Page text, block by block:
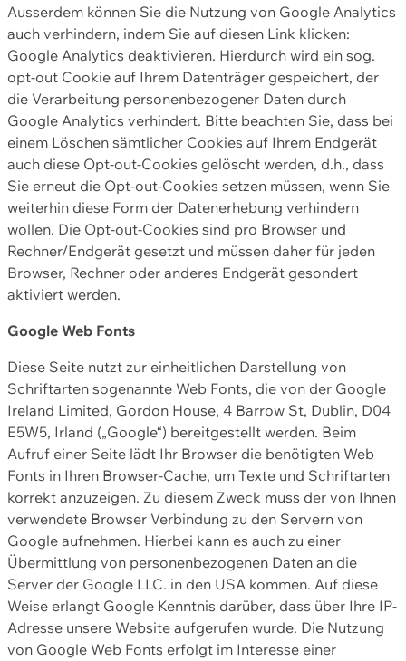
Ausserdem können Sie die Nutzung von Google Analytics
auch verhindern, indem Sie auf diesen Link klicken:
Google Analytics deaktivieren. Hierdurch wird ein sog.
opt-out Cookie auf Ihrem Datenträger gespeichert, der
die Verarbeitung personenbezogener Daten durch
Google Analytics verhindert. Bitte beachten Sie, dass bei
einem Löschen sämtlicher Cookies auf Ihrem Endgerät
auch diese Opt-out-Cookies gelöscht werden, d.h., dass
Sie erneut die Opt-out-Cookies setzen müssen, wenn Sie
weiterhin diese Form der Datenerhebung verhindern
wollen. Die Opt-out-Cookies sind pro Browser und
Rechner/Endgerät gesetzt und müssen daher für jeden
Browser, Rechner oder anderes Endgerät gesondert
aktiviert werden.
Google Web Fonts
Diese Seite nutzt zur einheitlichen Darstellung von
Schriftarten sogenannte Web Fonts, die von der Google
Ireland Limited, Gordon House, 4 Barrow St, Dublin, D04
E5W5, Irland („Google“) bereitgestellt werden. Beim
Aufruf einer Seite lädt Ihr Browser die benötigten Web
Fonts in Ihren Browser-Cache, um Texte und Schriftarten
korrekt anzuzeigen. Zu diesem Zweck muss der von Ihnen
verwendete Browser Verbindung zu den Servern von
Google aufnehmen. Hierbei kann es auch zu einer
Übermittlung von personenbezogenen Daten an die
Server der Google LLC. in den USA kommen. Auf diese
Weise erlangt Google Kenntnis darüber, dass über Ihre IP-
Adresse unsere Website aufgerufen wurde. Die Nutzung
von Google Web Fonts erfolgt im Interesse einer